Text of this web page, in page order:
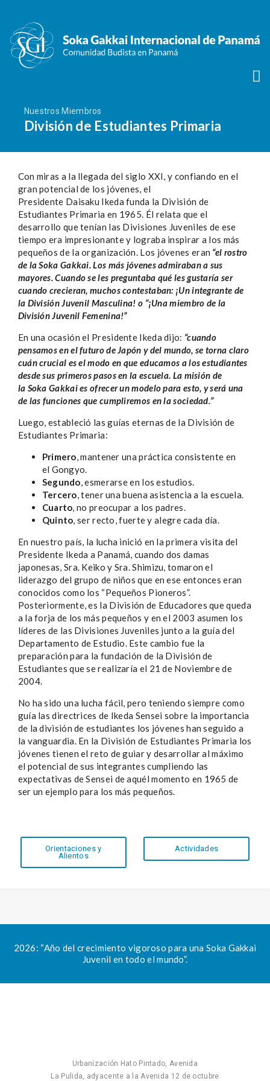
Nuestros Miembros
División de Estudiantes Primaria
Con miras a la llegada del siglo XXI, y confiando en el
gran potencial de los jóvenes, el
Presidente Daisaku Ikeda funda la División de
Estudiantes Primaria en 1965. Él relata que el
desarrollo que tenían las Divisiones Juveniles de ese
tiempo era impresionante y lograba inspirar a los más
pequeños de la organización. Los jóvenes eran “el rostro
de la Soka Gakkai. Los más jóvenes admiraban a sus
mayores. Cuando se les preguntaba qué les gustaría ser
cuando crecieran, muchos contestaban: ¡Un integrante de
la División Juvenil Masculina! o “¡Una miembro de la
División Juvenil Femenina!”
En una ocasión el Presidente Ikeda dijo: “cuando
pensamos en el futuro de Japón y del mundo, se torna claro
cuán crucial es el modo en que educamos a los estudiantes
desde sus primeros pasos en la escuela. La misión de
la Soka Gakkai es ofrecer un modelo para esto, y será una
de las funciones que cumpliremos en la sociedad.”
Luego, estableció las guías eternas de la División de
Estudiantes Primaria:
Primero, mantener una práctica consistente en
el Gongyo.
Segundo, esmerarse en los estudios.
Tercero, tener una buena asistencia a la escuela.
Cuarto, no preocupar a los padres.
Quinto, ser recto, fuerte y alegre cada día.
En nuestro país, la lucha inició en la primera visita del
Presidente Ikeda a Panamá, cuando dos damas
japonesas, Sra. Keiko y Sra. Shimizu, tomaron el
liderazgo del grupo de niños que en ese entonces eran
conocidos como los “Pequeños Pioneros”.
Posteriormente, es la División de Educadores que queda
a la forja de los más pequeños y en el 2003 asumen los
líderes de las Divisiones Juveniles junto a la guía del
Departamento de Estudio. Este cambio fue la
preparación para la fundación de la División de
Estudiantes que se realizaría el 21 de Noviembre de
2004.
No ha sido una lucha fácil, pero teniendo siempre como
guía las directrices de Ikeda Sensei sobre la importancia
de la división de estudiantes los jóvenes han seguido a
la vanguardia. En la División de Estudiantes Primaria los
jóvenes tienen el reto de guiar y desarrollar al máximo
el potencial de sus integrantes cumpliendo las
expectativas de Sensei de aquél momento en 1965 de
ser un ejemplo para los más pequeños.
Orientaciones y
Alientos
Actividades
2026: “Año del crecimiento vigoroso para una Soka Gakkai
Juvenil en todo el mundo”.
Urbanización Hato Pintado, Avenida
La Pulida, adyacente a la Avenida 12 de octubre